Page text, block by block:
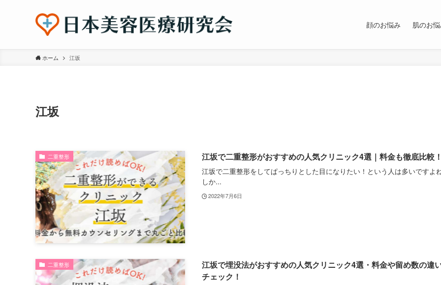
顔のお悩み 肌のお
ホーム 江坂
江坂
二重整形 江坂で二重整形がおすすめの人気クリニック4選｜料金も徹底比較！
江坂で二重整形をしてぱっちりとした目になりたい！という人は多いですよね
しか...
2022年7月6日
二重整形
江坂で埋没法がおすすめの人気クリニック4選・料金や留め数の違
チェック！